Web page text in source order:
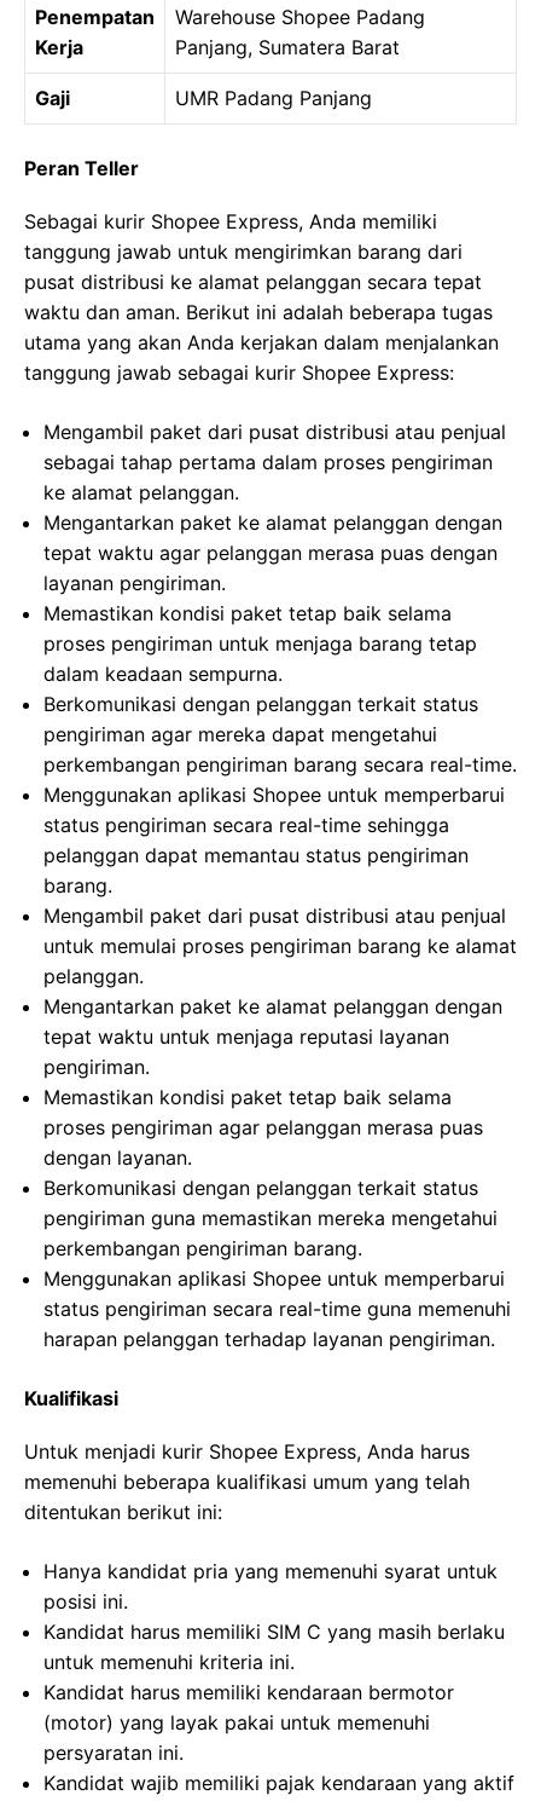
Penempatan
Kerja
Warehouse Shopee Padang
Panjang, Sumatera Barat
Gaji UMR Padang Panjang
Peran Teller
Sebagai kurir Shopee Express, Anda memiliki
tanggung jawab untuk mengirimkan barang dari
pusat distribusi ke alamat pelanggan secara tepat
waktu dan aman. Berikut ini adalah beberapa tugas
utama yang akan Anda kerjakan dalam menjalankan
tanggung jawab sebagai kurir Shopee Express:
Mengambil paket dari pusat distribusi atau penjual
sebagai tahap pertama dalam proses pengiriman
ke alamat pelanggan.
Mengantarkan paket ke alamat pelanggan dengan
tepat waktu agar pelanggan merasa puas dengan
layanan pengiriman.
Memastikan kondisi paket tetap baik selama
proses pengiriman untuk menjaga barang tetap
dalam keadaan sempurna.
Berkomunikasi dengan pelanggan terkait status
pengiriman agar mereka dapat mengetahui
perkembangan pengiriman barang secara real-time.
Menggunakan aplikasi Shopee untuk memperbarui
status pengiriman secara real-time sehingga
pelanggan dapat memantau status pengiriman
barang.
Mengambil paket dari pusat distribusi atau penjual
untuk memulai proses pengiriman barang ke alamat
pelanggan.
Mengantarkan paket ke alamat pelanggan dengan
tepat waktu untuk menjaga reputasi layanan
pengiriman.
Memastikan kondisi paket tetap baik selama
proses pengiriman agar pelanggan merasa puas
dengan layanan.
Berkomunikasi dengan pelanggan terkait status
pengiriman guna memastikan mereka mengetahui
perkembangan pengiriman barang.
Menggunakan aplikasi Shopee untuk memperbarui
status pengiriman secara real-time guna memenuhi
harapan pelanggan terhadap layanan pengiriman.
Kualifikasi
Untuk menjadi kurir Shopee Express, Anda harus
memenuhi beberapa kualifikasi umum yang telah
ditentukan berikut ini:
Hanya kandidat pria yang memenuhi syarat untuk
posisi ini.
Kandidat harus memiliki SIM C yang masih berlaku
untuk memenuhi kriteria ini.
Kandidat harus memiliki kendaraan bermotor
(motor) yang layak pakai untuk memenuhi
persyaratan ini.
Kandidat wajib memiliki pajak kendaraan yang aktif